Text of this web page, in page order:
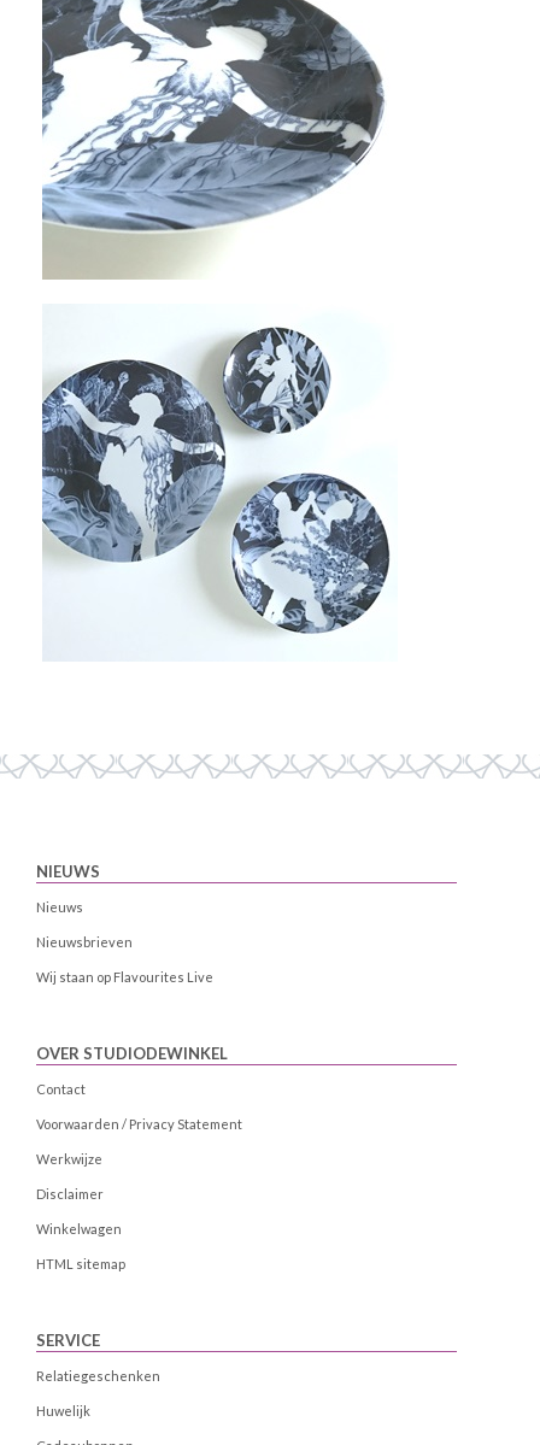
NIEUWS
Nieuws
Nieuwsbrieven
Wij staan op Flavourites Live
OVER STUDIODEWINKEL
Contact
Voorwaarden / Privacy Statement
Werkwijze
Disclaimer
Winkelwagen
HTML sitemap
SERVICE
Relatiegeschenken
Huwelijk